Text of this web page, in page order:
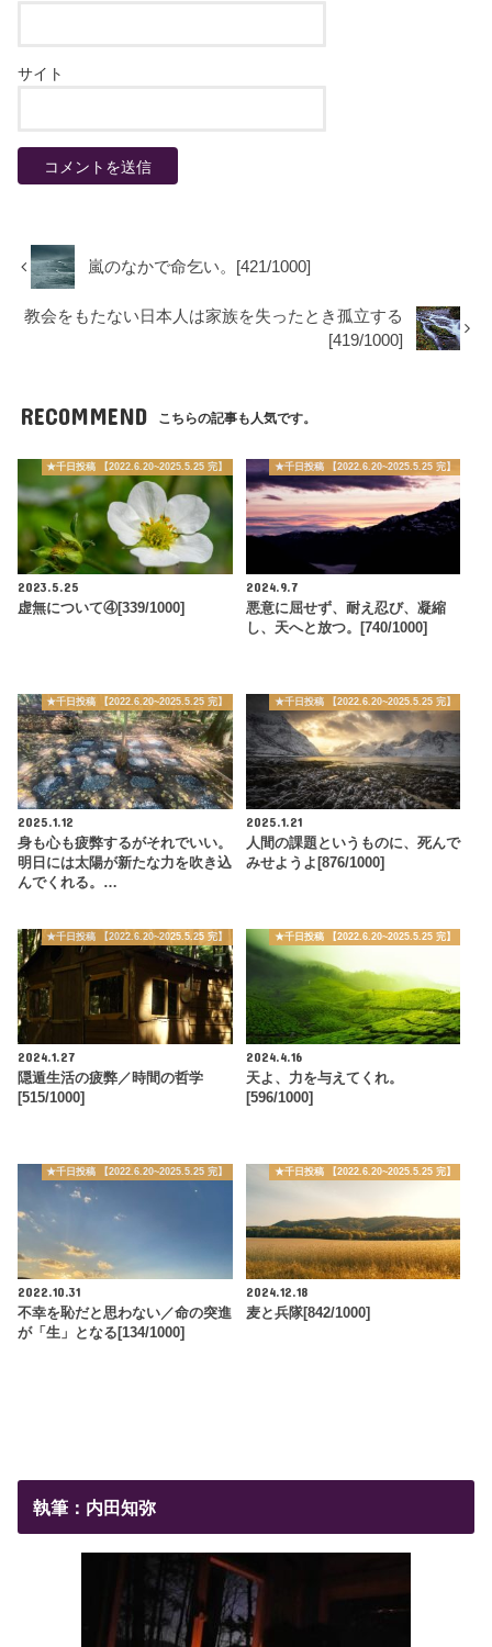
サイト
嵐のなかで命乞い。[421/1000]
教会をもたない日本人は家族を失ったとき孤立する
[419/1000]
RECOMMEND こちらの記事も人気です。
★千日投稿 【2022.6.20~2025.5.25 完】
2023.5.25
虚無について④[339/1000]
★千日投稿 【2022.6.20~2025.5.25 完】
2024.9.7
悪意に屈せず、耐え忍び、凝縮
し、天へと放つ。[740/1000]
★千日投稿 【2022.6.20~2025.5.25 完】
2025.1.12
身も心も疲弊するがそれでいい。
明日には太陽が新たな力を吹き込
んでくれる。…
★千日投稿 【2022.6.20~2025.5.25 完】
2025.1.21
人間の課題というものに、死んで
みせようよ[876/1000]
★千日投稿 【2022.6.20~2025.5.25 完】
2024.1.27
隠遁生活の疲弊／時間の哲学
[515/1000]
★千日投稿 【2022.6.20~2025.5.25 完】
2024.4.16
天よ、力を与えてくれ。
[596/1000]
★千日投稿 【2022.6.20~2025.5.25 完】
2022.10.31
不幸を恥だと思わない／命の突進
が「生」となる[134/1000]
★千日投稿 【2022.6.20~2025.5.25 完】
2024.12.18
麦と兵隊[842/1000]
執筆：内田知弥